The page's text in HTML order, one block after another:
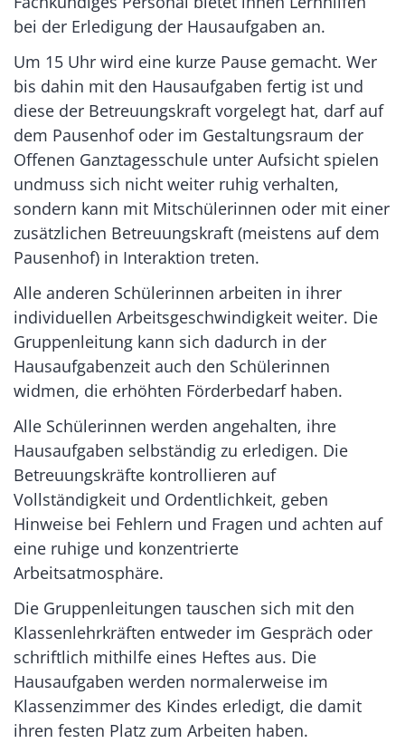
bei der Erledigung der Hausaufgaben an.
Um 15 Uhr wird eine kurze Pause gemacht. Wer
bis dahin mit den Hausaufgaben fertig ist und
diese der Betreuungskraft vorgelegt hat, darf auf
dem Pausenhof oder im Gestaltungsraum der
Offenen Ganztagesschule unter Aufsicht spielen
undmuss sich nicht weiter ruhig verhalten,
sondern kann mit Mitschülerinnen oder mit einer
zusätzlichen Betreuungskraft (meistens auf dem
Pausenhof) in Interaktion treten.
Alle anderen Schülerinnen arbeiten in ihrer
individuellen Arbeitsgeschwindigkeit weiter. Die
Gruppenleitung kann sich dadurch in der
Hausaufgabenzeit auch den Schülerinnen
widmen, die erhöhten Förderbedarf haben.
Alle Schülerinnen werden angehalten, ihre
Hausaufgaben selbständig zu erledigen. Die
Betreuungskräfte kontrollieren auf
Vollständigkeit und Ordentlichkeit, geben
Hinweise bei Fehlern und Fragen und achten auf
eine ruhige und konzentrierte
Arbeitsatmosphäre.
Die Gruppenleitungen tauschen sich mit den
Klassenlehrkräften entweder im Gespräch oder
schriftlich mithilfe eines Heftes aus. Die
Hausaufgaben werden normalerweise im
Klassenzimmer des Kindes erledigt, die damit
ihren festen Platz zum Arbeiten haben.